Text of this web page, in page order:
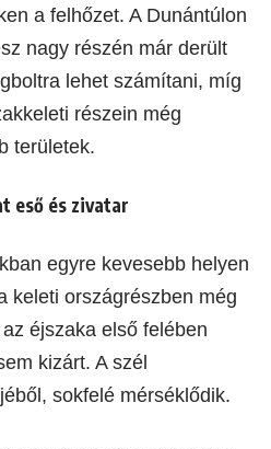
a felhőzet. A Dunántúlon
nagy részén már derült
lehet számítani, míg
részein még
területek.
eső és zivatar
egyre kevesebb helyen
keleti országrészben még
éjszaka első felében
kizárt. A szél
sokfelé mérséklődik.